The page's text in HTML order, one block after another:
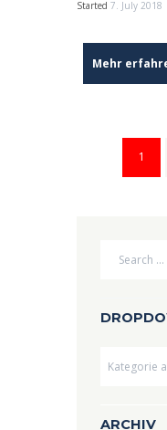
Started 7. July 2018
Mehr
1
ARCHIV